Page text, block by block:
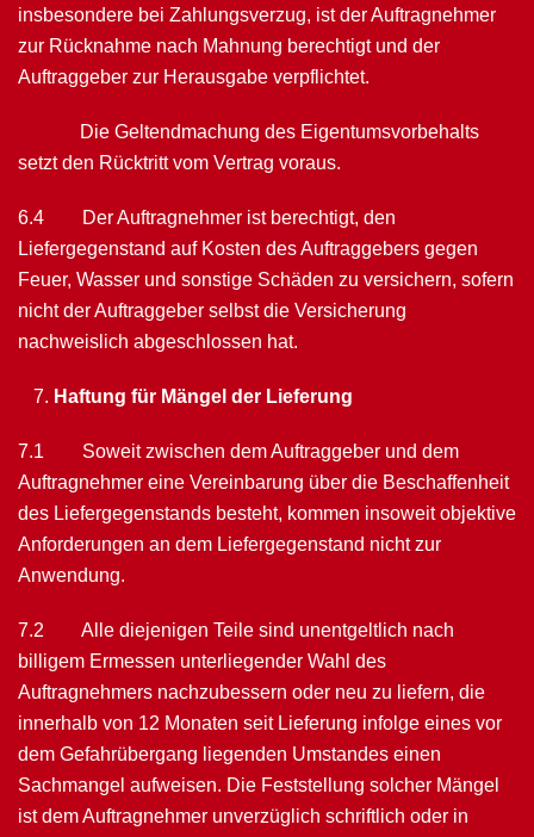
insbesondere bei Zahlungs­verzug, ist der Auftragnehmer
zur Rücknahme nach Mahnung berechtigt und der
Auftraggeber zur Herausgabe verpflichtet.
Die Geltendmachung des Eigentumsvorbehalts
setzt den Rücktritt vom Vertrag voraus.
6.4 Der Auftragnehmer ist berechtigt, den
Liefergegenstand auf Kosten des Auftrag­gebers gegen
Feuer, Wasser und sonstige Schäden zu versichern, sofern
nicht der Auftraggeber selbst die Versicherung
nachweislich abgeschlossen hat.
Haftung für Mängel der Lieferung
7.1 Soweit zwischen dem Auftraggeber und dem
Auftragnehmer eine Vereinbarung über die Beschaffenheit
des Liefergegenstands besteht, kommen insoweit objektive
Anforderungen an dem Liefergegenstand nicht zur
Anwendung.
7.2 Alle diejenigen Teile sind unentgeltlich nach
billigem Ermessen unterliegender Wahl des
Auftragnehmers nachzubessern oder neu zu liefern, die
innerhalb von 12 Monaten seit Lieferung infolge eines vor
dem Gefahrübergang liegenden Umstan­des einen
Sachmangel aufweisen. Die Feststellung solcher Mängel
ist dem Auftrag­nehmer unverzüglich schriftlich oder in